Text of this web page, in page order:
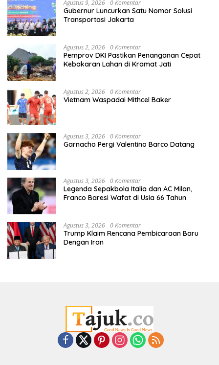
Agustus 9, 2026 0 Komentar
Gubernur Luncurkan Satu Nomor Solusi
Transportasi Jakarta
Agustus 2, 2026 0 Komentar
Pemprov DKI Pastikan Penanganan Cepat
Kebakaran Lahan di Kramat Jati
Agustus 2, 2026 0 Komentar
Vietnam Waspadai Mithcel Baker
Agustus 3, 2026 0 Komentar
Garnacho Pergi Valentino Barco Datang
Agustus 3, 2026 0 Komentar
Legenda Sepakbola Italia dan AC Milan,
Franco Baresi Wafat di Usia 66 Tahun
Agustus 3, 2026 0 Komentar
Trump Klaim Rencana Pembicaraan Baru
Dengan Iran